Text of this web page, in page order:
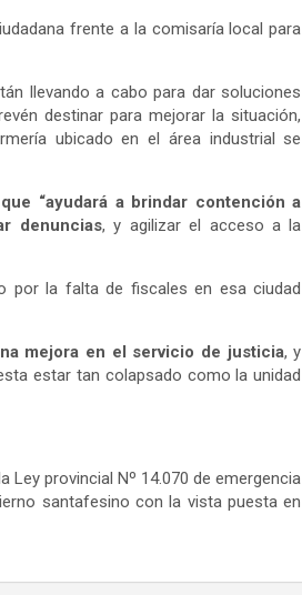
frente a la comisaría local para
llevando a cabo para dar soluciones
destinar para mejorar la situación,
ubicado en el área industrial se
“ayudará a brindar contención a
denuncias, y agilizar el acceso a la
por la falta de fiscales en esa ciudad
mejora en el servicio de justicia, y
estar tan colapsado como la unidad
Ley provincial Nº 14.070 de emergencia
santafesino con la vista puesta en